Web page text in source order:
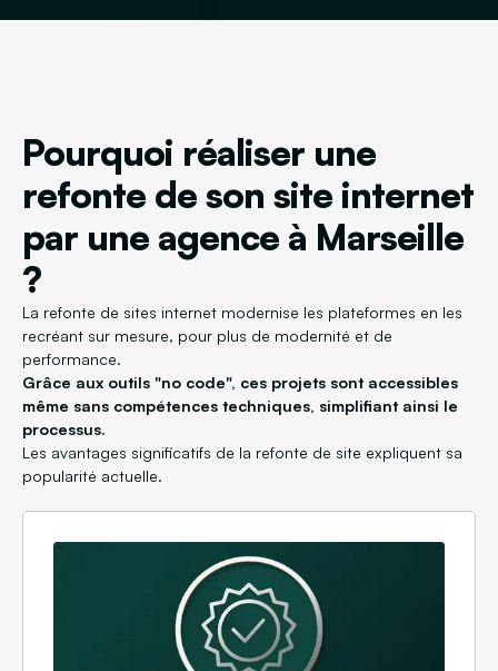
Pourquoi réaliser une
refonte de son site internet
par une agence à Marseille
?
La refonte de sites internet modernise les plateformes en les
recréant sur mesure, pour plus de modernité et de
performance.
Grâce aux outils "no code", ces projets sont accessibles
même sans compétences techniques, simplifiant ainsi le
processus.
Les avantages significatifs de la refonte de site expliquent sa
popularité actuelle.